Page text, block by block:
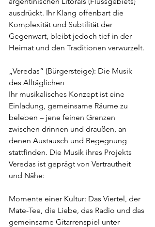
ausdrückt. Ihr Klang offenbart die
Komplexität und Subtilität der
Gegenwart, bleibt jedoch tief in der
Heimat und den Traditionen verwurzelt.
„Veredas“ (Bürgersteige): Die Musik
des Alltäglichen
Ihr musikalisches Konzept ist eine
Einladung, gemeinsame Räume zu
beleben – jene feinen Grenzen
zwischen drinnen und draußen, an
denen Austausch und Begegnung
stattfinden. Die Musik ihres Projekts
Veredas ist geprägt von Vertrautheit
und Nähe:
Momente einer Kultur: Das Viertel, der
Mate-Tee, die Liebe, das Radio und das
gemeinsame Gitarrenspiel unter